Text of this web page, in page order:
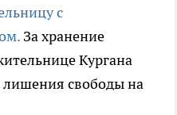
с
За хранение
Кургана
лишения свободы на